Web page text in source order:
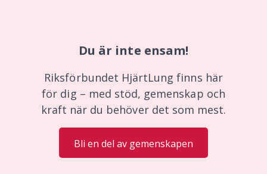
Du är inte ensam!
Riksförbundet HjärtLung finns här
för dig – med stöd, gemenskap och
kraft när du behöver det som mest.
Bli en del av gemenskapen